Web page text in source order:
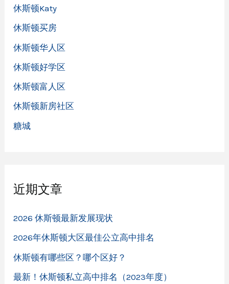
休斯顿Katy
休斯顿买房
休斯顿华人区
休斯顿好学区
休斯顿富人区
休斯顿新房社区
糖城
近期文章
2026 休斯顿最新发展现状
2026年休斯顿大区最佳公立高中排名
休斯顿有哪些区？哪个区好？
最新！休斯顿私立高中排名（2023年度）